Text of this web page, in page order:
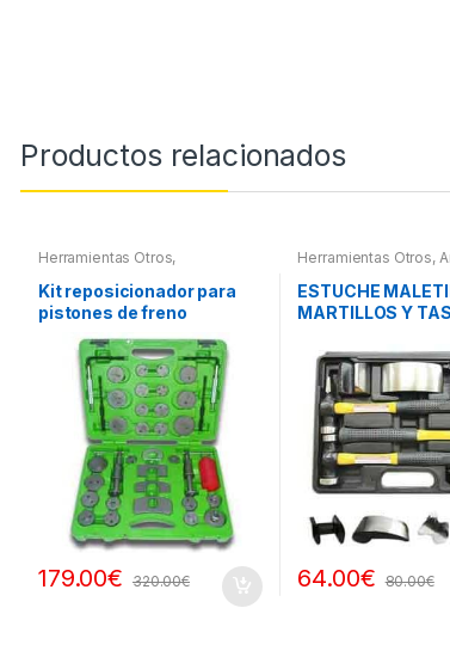
Productos relacionados
Herramientas Otros,
Refrigeración
Kit reposicionador para
pistones de freno
179.00€ 320.00€
Herramientas Otros,
Pintura,Maletines
Extractores,
otros
ESTUCHE
MARTILLOS Y
64.00€ 80.00€